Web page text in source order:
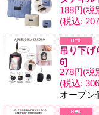
188円(税
(税込:
吊り下げ
6]
278円(税
(税込:
オープン